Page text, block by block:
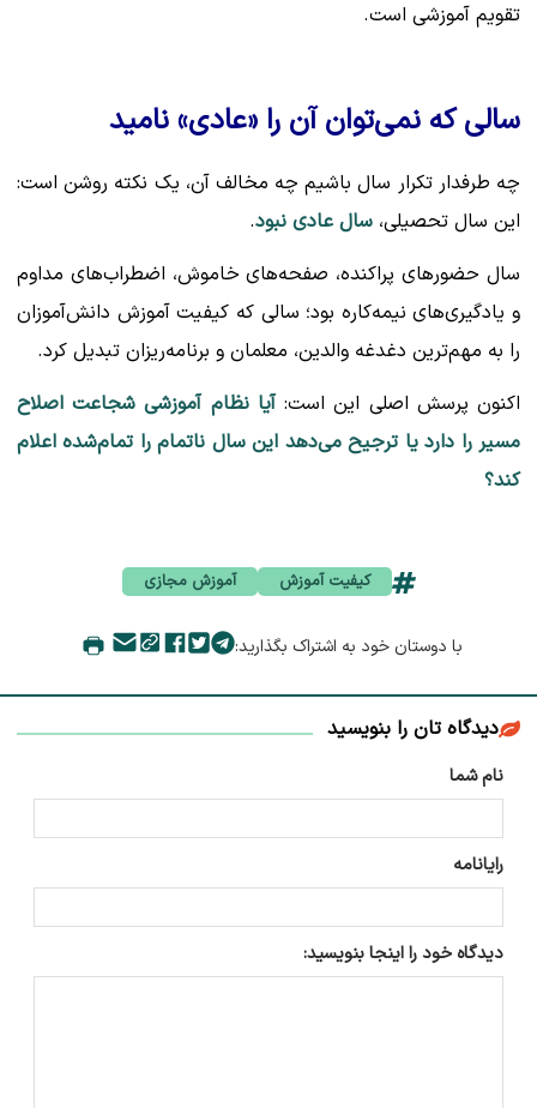
تقویم آموزشی است.
سالی که نمی‌توان آن را «عادی» نامید
چه طرفدار تکرار سال باشیم چه مخالف آن، یک نکته روشن است:
این سال تحصیلی، سال عادی نبود.
سال حضورهای پراکنده، صفحه‌های خاموش، اضطراب‌های مداوم
و یادگیری‌های نیمه‌کاره بود؛ سالی که کیفیت آموزش دانش‌آموزان
را به مهم‌ترین دغدغه والدین، معلمان و برنامه‌ریزان تبدیل کرد.
اکنون پرسش اصلی این است:آیا نظام آموزشی شجاعت اصلاح
مسیر را دارد یا ترجیح می‌دهد این سال ناتمام را تمام‌شده اعلام
کند؟
کیفیت آموزش آموزش مجازی
با دوستان خود به اشتراک بگذارید:
دیدگاه تان را بنویسید
نام شما
رایانامه
دیدگاه خود را اینجا بنویسید: